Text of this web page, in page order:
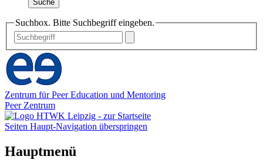
Suche
Suchbox. Bitte Suchbegriff eingeben.
Zentrum für Peer Education und Mentoring
Peer Zentrum
Seiten Haupt-Navigation überspringen
Hauptmenü